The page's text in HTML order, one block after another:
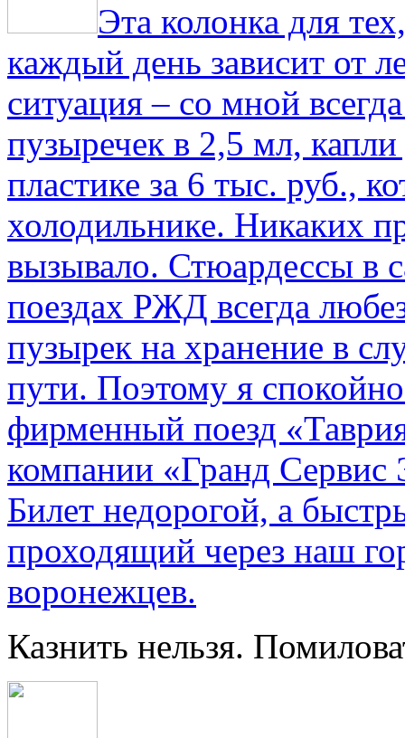
Эта колонка для
каждый день зависит от
ситуация – со мной
пузыречек в 2,5 мл,
пластике за 6 тыс. руб.,
холодильнике. Никаких
вызывало. Стюардессы в
поездах РЖД всегда
пузырек на хранение в
пути. По­этому я
фирменный поезд
компании «Гранд Сервис
Билет недорогой, а
проходящий через наш
воронежцев.
Казнить нельзя.